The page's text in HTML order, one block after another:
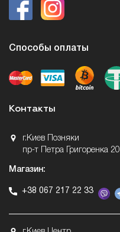
Способы оплаты
Контакты
г.Киев Позняки
пр-т Петра Григоренка 20
Магазин:
+38 067 217 22 33